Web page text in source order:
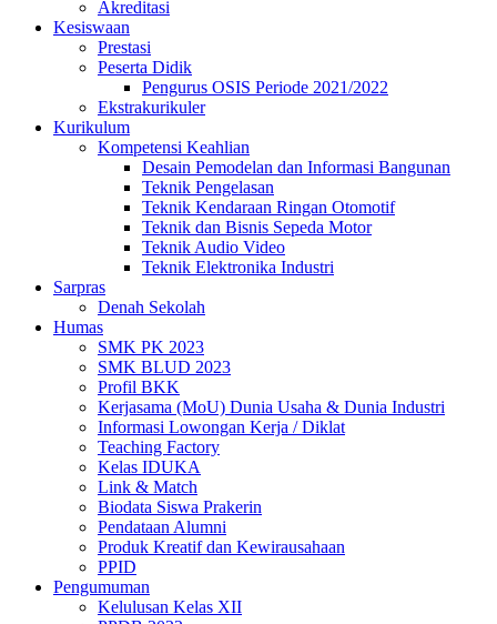
Akreditasi
Kesiswaan
Prestasi
Peserta Didik
Pengurus OSIS Periode 2021/2022
Ekstrakurikuler
Kurikulum
Kompetensi Keahlian
Desain Pemodelan dan Informasi Bangunan
Teknik Pengelasan
Teknik Kendaraan Ringan Otomotif
Teknik dan Bisnis Sepeda Motor
Teknik Audio Video
Teknik Elektronika Industri
Sarpras
Denah Sekolah
Humas
SMK PK 2023
SMK BLUD 2023
Profil BKK
Kerjasama (MoU) Dunia Usaha & Dunia Industri
Informasi Lowongan Kerja / Diklat
Teaching Factory
Kelas IDUKA
Link & Match
Biodata Siswa Prakerin
Pendataan Alumni
Produk Kreatif dan Kewirausahaan
PPID
Pengumuman
Kelulusan Kelas XII